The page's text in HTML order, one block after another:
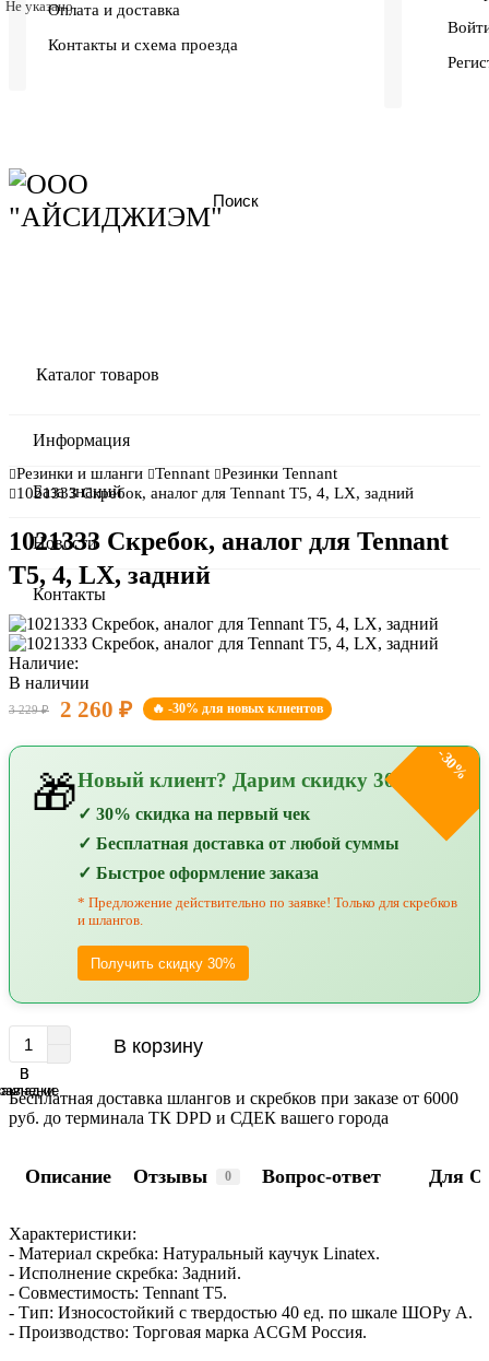
Оплата и доставка
Контакты и схема проезда
Каталог товаров
Информация
О компании
Сертификаты
Оплата и доставка
База знаний
Новости
Контакты
Резинки и шланги Tennant
Резинки Tennant
1021333 Скребок, аналог для Tennant Т5, 4, LX, задний
1021333 Скребок, аналог для Tennant
Т5, 4, LX, задний
Не указано
Наличие:
В наличии
3 229 ₽ 2 260 ₽ 🔥 -30% для новых клиентов
-30%
🎁Новый клиент? Дарим скидку 30%!
✓ 30% скидка на первый чек
✓ Бесплатная доставка от любой суммы
✓ Быстрое оформление заказа
* Предложение действительно по заявке! Только для скребков
и шлангов.
Получить скидку 30%
В корзину
В
В
Бесплатная доставка шлангов и скребков при заказе от 6000
руб. до терминала ТК DPD и СДЕК вашего города
Описание Отзывы 0 Вопрос-ответ Для
Характеристики:
- Материал скребка: Натуральный каучук Linatex.
- Исполнение скребка: Задний.
- Совместимость: Tennant Т5.
- Тип: Износостойкий с твердостью 40 ед. по шкале ШОРу А.
- Производство: Торговая марка ACGM Россия.